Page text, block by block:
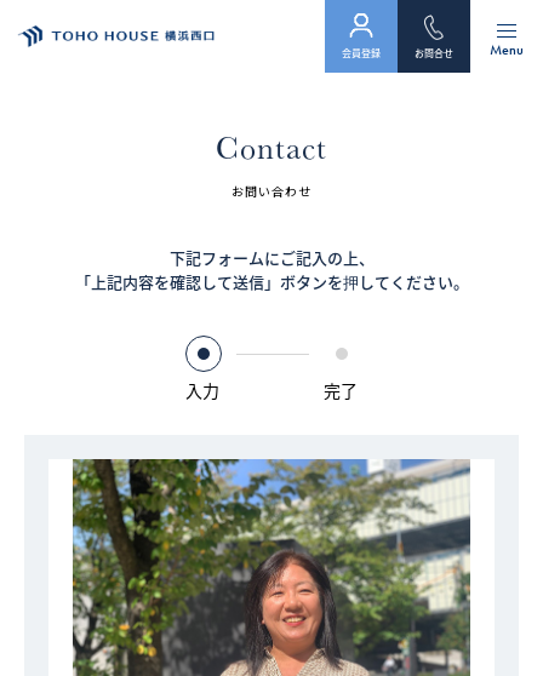
お客様の声
お知らせ
採用情報
ログイン
Menu
お問合せ
会員登録
Contact
お問い合わせ
下記フォームにご記入の上、
「上記内容を確認して送信」ボタンを押してください。
入力 完了